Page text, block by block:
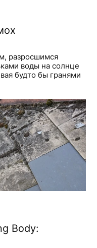
разросшимся
воды на солнце
будто бы гранями
Body: